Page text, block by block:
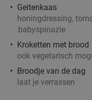
Geitenkaas
honingdressing,
babyspinazie
Kroketten met brood
ook vegetarisch
Broodje van de dag
laat je verrassen